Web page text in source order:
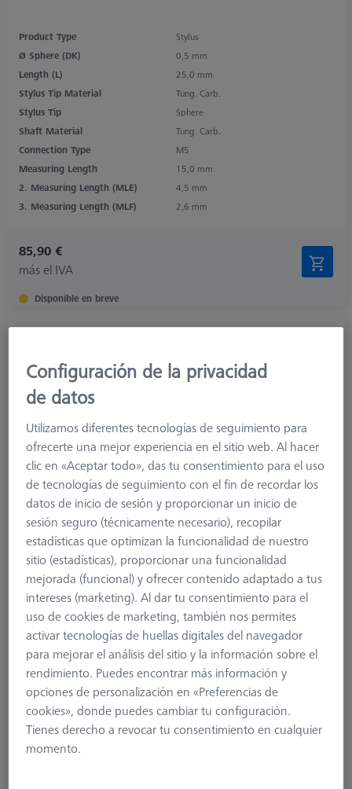
Product Type
Stylus
Ø Sphere (DK)
0,5 mm
Length (L)
25,0 mm
Stylus Tip Material
Tung. Carb.
Stylus Tip
Sphere
Shaft Material
Tung. Carb.
Connection Type
M5
Measuring Length
15,0 mm
2. Measuring Length (MLE)
4,5 mm
3. Measuring Length (MLF)
2,6 mm
85,90 €
más el IVA
Disponible en breve
Product Type
Stylus
Ø Sphere (DK)
Configuración de la privacidad
de datos
Utilizamos diferentes tecnologías de seguimiento para
ofrecerte una mejor experiencia en el sitio web. Al hacer
clic en «Aceptar todo», das tu consentimiento para el uso
de tecnologías de seguimiento con el fin de recordar los
datos de inicio de sesión y proporcionar un inicio de
sesión seguro (técnicamente necesario), recopilar
estadísticas que optimizan la funcionalidad de nuestro
sitio (estadísticas), proporcionar una funcionalidad
mejorada (funcional) y ofrecer contenido adaptado a tus
intereses (marketing). Al dar tu consentimiento para el
uso de cookies de marketing, también nos permites
activar tecnologías de huellas digitales del navegador
para mejorar el análisis del sitio y la información sobre el
rendimiento. Puedes encontrar más información y
opciones de personalización en «Preferencias de
cookies», donde puedes cambiar tu configuración.
Tienes derecho a revocar tu consentimiento en cualquier
momento.